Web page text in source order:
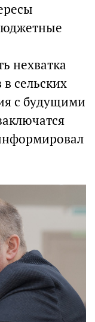
нехватка
сельских
с будущими